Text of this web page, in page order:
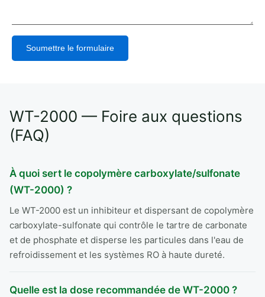
Soumettre le formulaire
WT-2000 — Foire aux questions
(FAQ)
À quoi sert le copolymère carboxylate/sulfonate
(WT-2000) ?
Le WT-2000 est un inhibiteur et dispersant de copolymère
carboxylate-sulfonate qui contrôle le tartre de carbonate
et de phosphate et disperse les particules dans l'eau de
refroidissement et les systèmes RO à haute dureté.
Quelle est la dose recommandée de WT-2000 ?